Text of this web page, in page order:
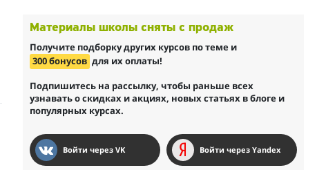
Материалы школы сняты с продаж
Получите подборку других курсов по теме и
300 бонусов для их оплаты!
Подпишитесь на рассылку, чтобы раньше всех
узнавать о скидках и акциях, новых статьях в блоге и
популярных курсах.
Войти через VK Войти через Yandex